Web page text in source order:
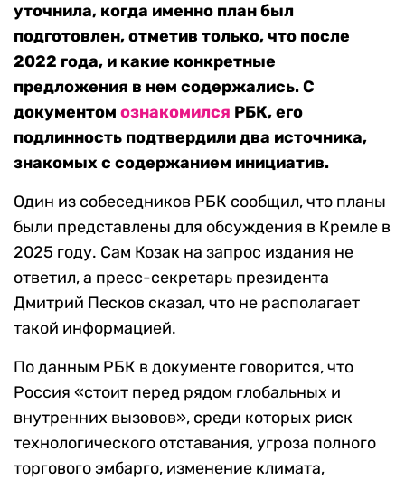
уточнила, когда именно план был
подготовлен, отметив только, что после
2022 года, и какие конкретные
предложения в нем содержались. С
документом ознакомился РБК, его
подлинность подтвердили два источника,
знакомых с содержанием инициатив.
Один из собеседников РБК сообщил, что планы
были представлены для обсуждения в Кремле в
2025 году. Сам Козак на запрос издания не
ответил, а пресс-секретарь президента
Дмитрий Песков сказал, что не располагает
такой информацией.
По данным РБК в документе говорится, что
Россия «стоит перед рядом глобальных и
внутренних вызовов», среди которых риск
технологического отставания, угроза полного
торгового эмбарго, изменение климата,